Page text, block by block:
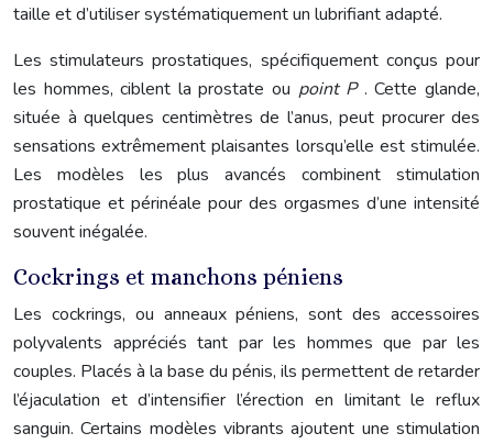
taille et d’utiliser systématiquement un lubrifiant adapté.
Les stimulateurs prostatiques, spécifiquement conçus pour
les hommes, ciblent la prostate ou point P . Cette glande,
située à quelques centimètres de l’anus, peut procurer des
sensations extrêmement plaisantes lorsqu’elle est stimulée.
Les modèles les plus avancés combinent stimulation
prostatique et périnéale pour des orgasmes d’une intensité
souvent inégalée.
Cockrings et manchons péniens
Les cockrings, ou anneaux péniens, sont des accessoires
polyvalents appréciés tant par les hommes que par les
couples. Placés à la base du pénis, ils permettent de retarder
l’éjaculation et d’intensifier l’érection en limitant le reflux
sanguin. Certains modèles vibrants ajoutent une stimulation